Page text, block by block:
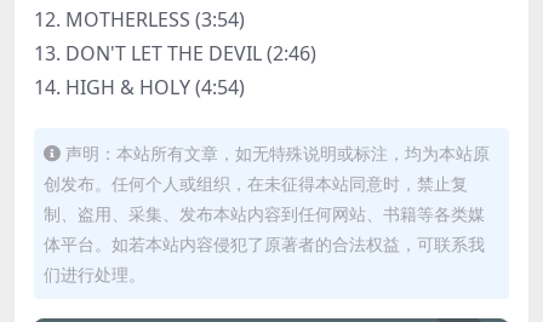
12. MOTHERLESS (3:54)
13. DON'T LET THE DEVIL (2:46)
14. HIGH & HOLY (4:54)
声明：本站所有文章，如无特殊说明或标注，均为本站原
创发布。任何个人或组织，在未征得本站同意时，禁止复
制、盗用、采集、发布本站内容到任何网站、书籍等各类媒
体平台。如若本站内容侵犯了原著者的合法权益，可联系我
们进行处理。